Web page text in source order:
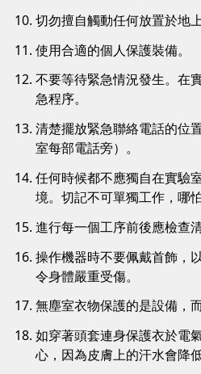
切勿擅自觸動任何放置於地上
使用合適的個人保護裝備。
不要等待緊急情況發生。在
急程序。
清楚擺放緊急聯絡電話的位
室每部電話旁）。
任何時候都不應獨自在實驗
境。切記不可單獨工作，哪
進行每一個工序前後應檢查清
操作機器時不要佩戴首飾，
令身體嚴重受傷。
無塵室衣物保護的是設備，而
如穿著頭套連身保護衣於電
心，因為皮膚上的汗水會降